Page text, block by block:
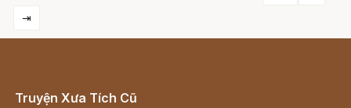
⇥
Truyện Xưa Tích Cũ